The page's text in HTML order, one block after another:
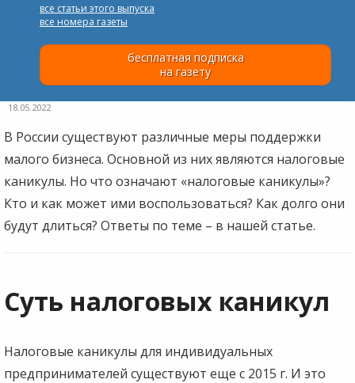
все статьи этого выпуска
все номера газеты
бесплатная подписка
на газету
18.05.2022
В России существуют различные меры поддержки
малого бизнеса. Основной из них являются налоговые
каникулы. Но что означают «налоговые каникулы»?
Кто и как может ими воспользоваться? Как долго они
будут длиться? Ответы по теме – в нашей статье.
Суть налоговых каникул
Налоговые каникулы для индивидуальных
предпринимателей существуют еще с 2015 г. И это